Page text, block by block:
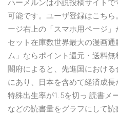
ハーメルンは小説投稿サイト
可能です。ユーザ登録はこち
ージ右上の「スマホ用ページ
セット在庫数世界最大の漫画
ム」ならポイント還元・送料
閣府によると、先進国におけ
にあり、日本を含めて経済成
特殊出生率が1.5を切っ 読書メ
などの読書量をグラフにして